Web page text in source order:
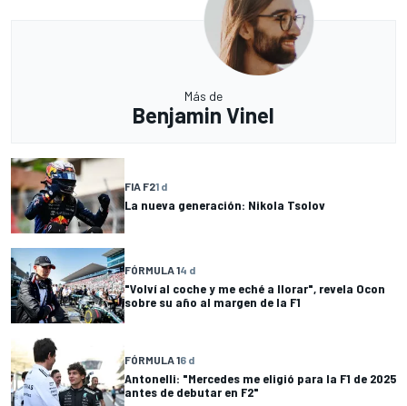
Más de
Benjamin Vinel
FIA F21 d
La nueva generación: Nikola Tsolov
FÓRMULA 14 d
"Volví al coche y me eché a llorar", revela Ocon
sobre su año al margen de la F1
FÓRMULA 16 d
Antonelli: "Mercedes me eligió para la F1 de 2025
antes de debutar en F2"